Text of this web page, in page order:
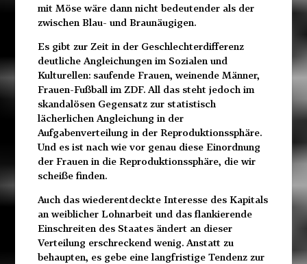
mit Möse wäre dann nicht bedeutender als der
zwischen Blau- und Braunäugigen.
Es gibt zur Zeit in der Geschlechterdifferenz
deutliche Angleichungen im Sozialen und
Kulturellen: saufende Frauen, weinende Männer,
Frauen-Fußball im ZDF. All das steht jedoch im
skandalösen Gegensatz zur statistisch
lächerlichen Angleichung in der
Aufgabenverteilung in der Reproduktionssphäre.
Und es ist nach wie vor genau diese Einordnung
der Frauen in die Reproduktionssphäre, die wir
scheiße finden.
Auch das wiederentdeckte Interesse des Kapitals
an weiblicher Lohnarbeit und das flankierende
Einschreiten des Staates ändert an dieser
Verteilung erschreckend wenig. Anstatt zu
behaupten, es gebe eine langfristige Tendenz zur